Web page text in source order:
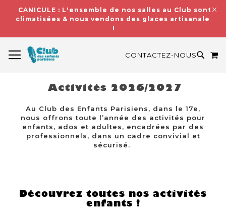
CANICULE : L'ensemble de nos salles au Club sont
climatisées & nous vendons des glaces artisanales
!
CONTACTEZ-NOUS
Activités 2026/2027
Au Club des Enfants Parisiens, dans le 17e,
nous offrons toute l’année des activités pour
enfants, ados et adultes, encadrées par des
professionnels, dans un cadre convivial et
sécurisé.
Découvrez toutes nos activités
enfants !